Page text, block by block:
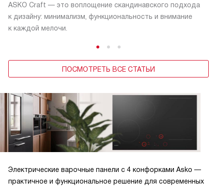
ASKO Craft — это воплощение скандинавского подхода
к дизайну: минимализм, функциональность и внимание
к каждой мелочи.
ПОСМОТРЕТЬ ВСЕ СТАТЬИ
Электрические варочные панели с 4 конфорками Asko —
практичное и функциональное решение для современных